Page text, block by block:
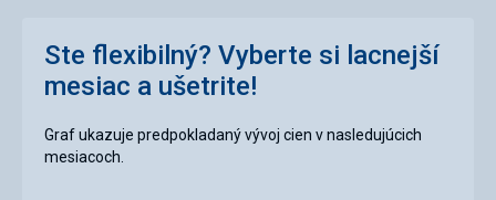
Ste flexibilný? Vyberte si lacnejší
mesiac a ušetrite!
Graf ukazuje predpokladaný vývoj cien v nasledujúcich
mesiacoch.